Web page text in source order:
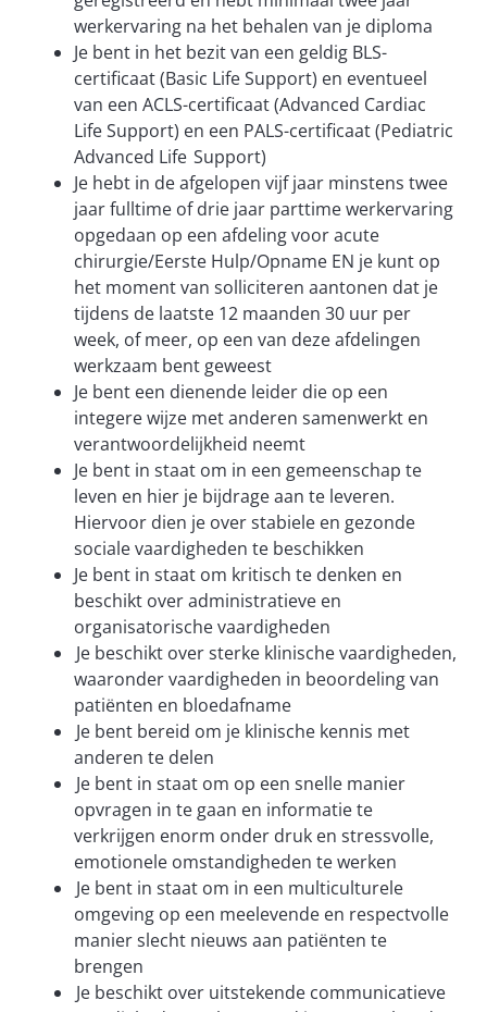
werkervaring na het behalen van je diploma
Je bent in het bezit van een geldig BLS-
certificaat (Basic Life Support) en eventueel
van een ACLS-certificaat (Advanced Cardiac
Life Support) en een PALS-certificaat (Pediatric
Advanced Life Support)
Je hebt in de afgelopen vijf jaar minstens twee
jaar fulltime of drie jaar parttime werkervaring
opgedaan op een afdeling voor acute
chirurgie/Eerste Hulp/Opname EN je kunt op
het moment van solliciteren aantonen dat je
tijdens de laatste 12 maanden 30 uur per
week, of meer, op een van deze afdelingen
werkzaam bent geweest
Je bent een dienende leider die op een
integere wijze met anderen samenwerkt en
verantwoordelijkheid neemt
Je bent in staat om in een gemeenschap te
leven en hier je bijdrage aan te leveren.
Hiervoor dien je over stabiele en gezonde
sociale vaardigheden te beschikken
Je bent in staat om kritisch te denken en
beschikt over administratieve en
organisatorische vaardigheden
Je beschikt over sterke klinische vaardigheden,
waaronder vaardigheden in beoordeling van
patiënten en bloedafname
Je bent bereid om je klinische kennis met
anderen te delen
Je bent in staat om op een snelle manier
opvragen in te gaan en informatie te
verkrijgen enorm onder druk en stressvolle,
emotionele omstandigheden te werken
Je bent in staat om in een multiculturele
omgeving op een meelevende en respectvolle
manier slecht nieuws aan patiënten te
brengen
Je beschikt over uitstekende communicatieve